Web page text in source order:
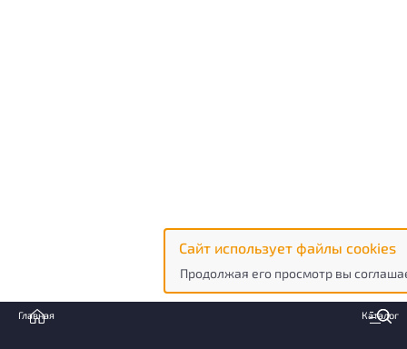
Сайт использует файлы cookies
Продолжая его просмотр вы
Главная Каталог